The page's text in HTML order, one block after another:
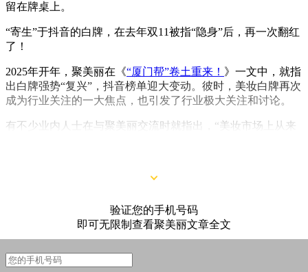
留在牌桌上。
“寄生”于抖音的白牌，在去年双11被指“隐身”后，再一次翻红
了！
2025年开年，聚美丽在《“厦门帮”卷土重来！ 》一文中，就指
出白牌强势“复兴”，抖音榜单迎大变动。彼时，美妆白牌再次
成为行业关注的一大焦点，也引发了行业极大关注和讨论。
有不少业内人士在与聚美丽交流时就指出，“美妆市场上从来
验证您的手机号码
即可无限制查看聚美丽文章全文